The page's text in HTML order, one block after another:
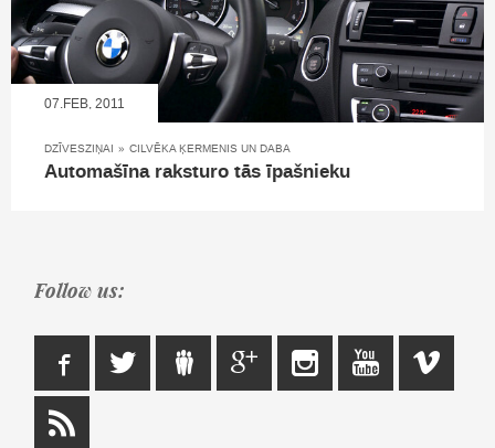
07.FEB, 2011
DZĪVESZIŅAI » CILVĒKA ĶERMENIS UN DABA
Automašīna raksturo tās īpašnieku
Follow us: